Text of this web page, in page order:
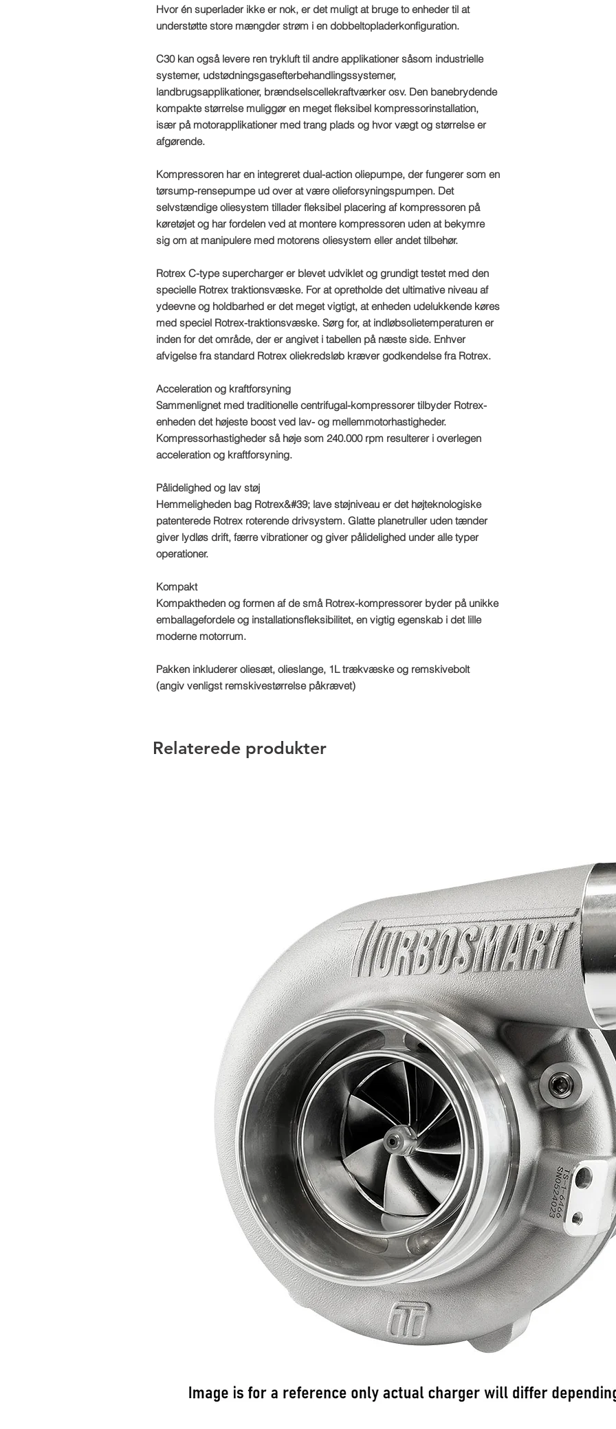
Hvor én superlader ikke er nok, er det muligt at bruge to enheder til at
understøtte store mængder strøm i en dobbeltopladerkonfiguration.
C30 kan også levere ren trykluft til andre applikationer såsom industrielle
systemer, udstødningsgasefterbehandlingssystemer,
landbrugsapplikationer, brændselscellekraftværker osv. Den banebrydende
kompakte størrelse muliggør en meget fleksibel kompressorinstallation,
især på motorapplikationer med trang plads og hvor vægt og størrelse er
afgørende.
Kompressoren har en integreret dual-action oliepumpe, der fungerer som en
tørsump-rensepumpe ud over at være olieforsyningspumpen. Det
selvstændige oliesystem tillader fleksibel placering af kompressoren på
køretøjet og har fordelen ved at montere kompressoren uden at bekymre
sig om at manipulere med motorens oliesystem eller andet tilbehør.
Rotrex C-type supercharger er blevet udviklet og grundigt testet med den
specielle Rotrex traktionsvæske. For at opretholde det ultimative niveau af
ydeevne og holdbarhed er det meget vigtigt, at enheden udelukkende køres
med speciel Rotrex-traktionsvæske. Sørg for, at indløbsolietemperaturen er
inden for det område, der er angivet i tabellen på næste side. Enhver
afvigelse fra standard Rotrex oliekredsløb kræver godkendelse fra Rotrex.
Acceleration og kraftforsyning
Sammenlignet med traditionelle centrifugal-kompressorer tilbyder Rotrex-
enheden det højeste boost ved lav- og mellemmotorhastigheder.
Kompressorhastigheder så høje som 240.000 rpm resulterer i overlegen
acceleration og kraftforsyning.
Pålidelighed og lav støj
Hemmeligheden bag Rotrex&#39; lave støjniveau er det højteknologiske
patenterede Rotrex roterende drivsystem. Glatte planetruller uden tænder
giver lydløs drift, færre vibrationer og giver pålidelighed under alle typer
operationer.
Kompakt
Kompaktheden og formen af de små Rotrex-kompressorer byder på unikke
emballagefordele og installationsfleksibilitet, en vigtig egenskab i det lille
moderne motorrum.
Pakken inkluderer oliesæt, olieslange, 1L trækvæske og remskivebolt
(angiv venligst remskivestørrelse påkrævet)
Relaterede produkter